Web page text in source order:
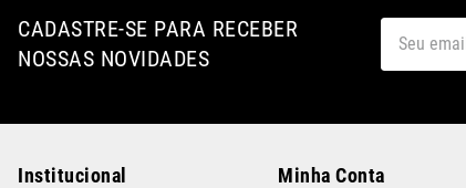
CADASTRE-SE PARA RECEBER
NOSSAS NOVIDADES
Institucional Minha Conta